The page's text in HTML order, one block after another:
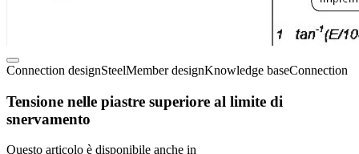
Connection designSteelMember designKnowledge baseConnection
Tensione nelle piastre superiore al limite di
snervamento
Questo articolo è disponibile anche in